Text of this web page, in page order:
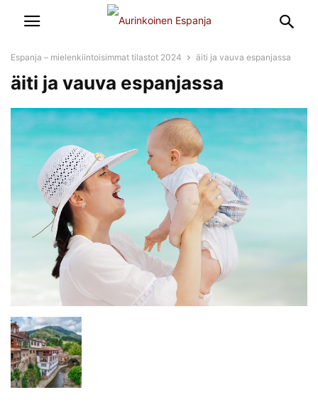
Espanja – mielenkiintoisimmat tilastot 2024 äiti ja vauva espanjassa
äiti ja vauva espanjassa